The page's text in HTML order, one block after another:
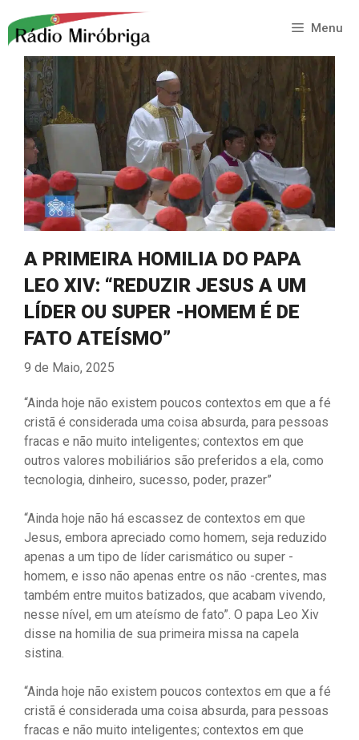
para
conteúdo
Menu
A PRIMEIRA HOMILIA DO PAPA
LEO XIV: “REDUZIR JESUS A UM
LÍDER OU SUPER -HOMEM É DE
FATO ATEÍSMO”
9 de Maio, 2025
“Ainda hoje não existem poucos contextos em que a fé
cristã é considerada uma coisa absurda, para pessoas
fracas e não muito inteligentes; contextos em que
outros valores mobiliários são preferidos a ela, como
tecnologia, dinheiro, sucesso, poder, prazer”
“Ainda hoje não há escassez de contextos em que
Jesus, embora apreciado como homem, seja reduzido
apenas a um tipo de líder carismático ou super -
homem, e isso não apenas entre os não -crentes, mas
também entre muitos batizados, que acabam vivendo,
nesse nível, em um ateísmo de fato”. O papa Leo Xiv
disse na homilia de sua primeira missa na capela
sistina.
“Ainda hoje não existem poucos contextos em que a fé
cristã é considerada uma coisa absurda, para pessoas
fracas e não muito inteligentes; contextos em que